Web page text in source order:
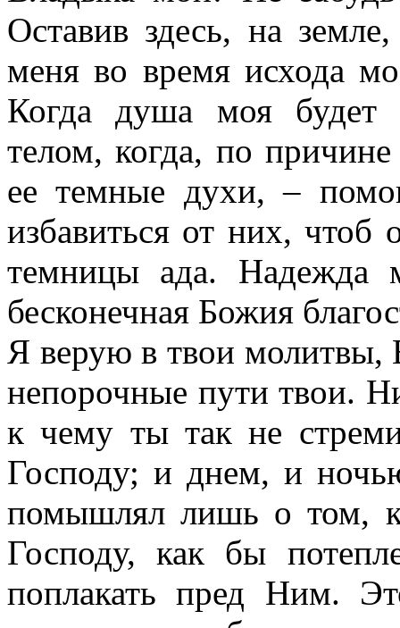
Оставив здесь, на
меня во время исхода
Когда душа моя будет
телом, когда, по
ее темные духи, –
избавиться от них,
темницы ада. Надежда
бесконечная Божия
Я верую в твои молитвы,
непорочные пути твои.
к чему ты так не
Господу; и днем, и
помышлял лишь о том,
Господу, как бы
поплакать пред Ним.